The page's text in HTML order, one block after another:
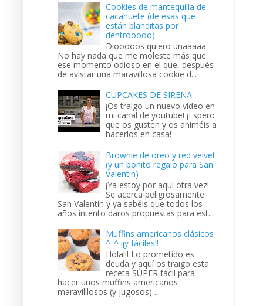
Cookies de mantequilla de
cacahuete (de esas que
están blanditas por
dentrooooo)
Diooooos quiero unaaaaa
No hay nada que me moleste más que
ese momento odioso en el que, después
de avistar una maravillosa cookie d...
CUPCAKES DE SIRENA
¡Os traigo un nuevo video en
mi canal de youtube! ¡Espero
que os gusten y os animéis a
hacerlos en casa!
Brownie de oreo y red velvet
(y un bonito regalo para San
Valentín)
¡Ya estoy por aquí otra vez!
Se acerca peligrosamente
San Valentín y ya sabéis que todos los
años intento daros propuestas para est...
Muffins americanos clásicos
^_^ ¡¡y fáciles!!
Hola!!! Lo prometido es
deuda y aquí os traigo esta
receta SÚPER fácil para
hacer unos muffins americanos
maravilllosos (y jugosos) ...